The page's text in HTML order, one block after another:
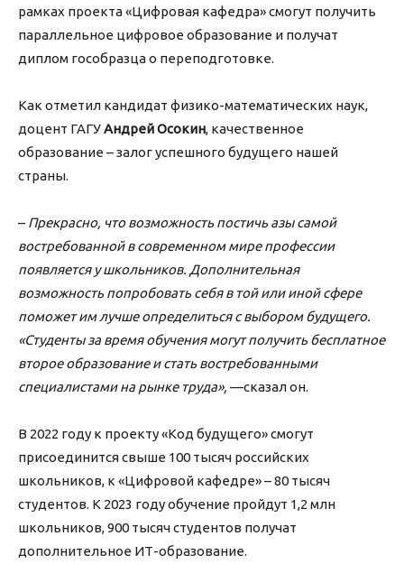
рамках проекта «Цифровая кафедра» смогут получить
параллельное цифровое образование и получат
диплом гособразца о переподготовке.
Как отметил кандидат физико-математических наук,
доцент ГАГУАндрей Осокин, качественное
образование – залог успешного будущего нашей
страны.
– Прекрасно, что возможность постичь азы самой
востребованной в современном мире профессии
появляется у школьников. Дополнительная
возможность попробовать себя в той или иной сфере
поможет им лучше определиться с выбором будущего.
«Студенты за время обучения могут получить бесплатное
второе образование и стать востребованными
специалистами на рынке труда», —сказал он.
В 2022 году к проекту «Код будущего» смогут
присоединится свыше 100 тысяч российских
школьников, к «Цифровой кафедре» – 80 тысяч
студентов. К 2023 году обучение пройдут 1,2 млн
школьников, 900 тысяч студентов получат
дополнительное ИТ-образование.